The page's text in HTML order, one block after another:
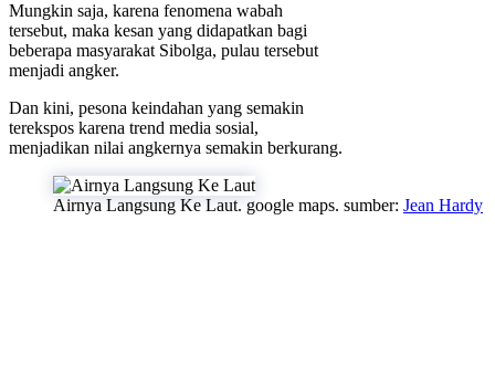
Mungkin saja, karena fenomena wabah
tersebut, maka kesan yang didapatkan bagi
beberapa masyarakat Sibolga, pulau tersebut
menjadi angker.
Dan kini, pesona keindahan yang semakin
terekspos karena trend media sosial,
menjadikan nilai angkernya semakin berkurang.
Airnya Langsung Ke Laut. google maps. sumber: Jean Hardy